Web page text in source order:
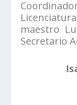
maestro
Secretario